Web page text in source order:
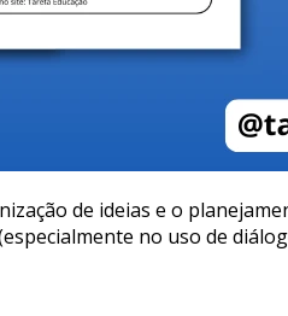
de ideias e o
no uso de